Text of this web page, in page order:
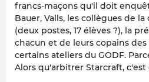
francs-maçons qu'il doit
Bauer, Valls, les collègues de
(deux postes, 17 élèves ?), la
chacun et de leurs copains
certains ateliers du GODF.
Alors qu'arbitrer Starcraft, c'est